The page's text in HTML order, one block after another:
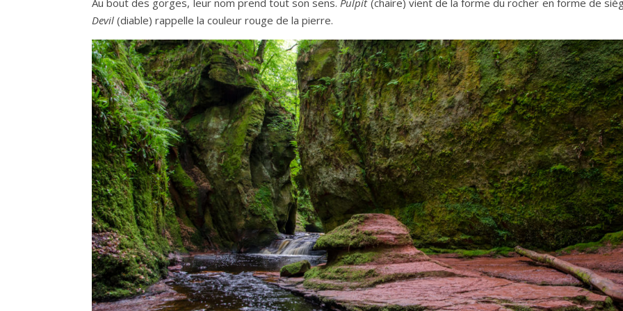
Au bout des gorges, leur nom prend tout son sens.Pulpit(chaire) vient de la forme du rocher en forme de
Devil (diable) rappelle la couleur rouge de la pierre.